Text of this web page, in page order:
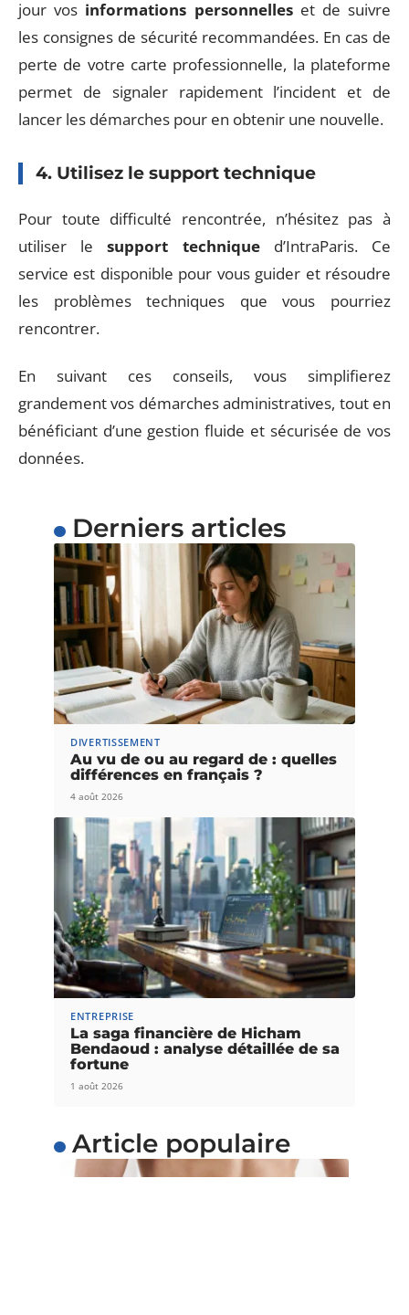
jour vos informations personnelleset de suivre
les consignes de sécurité recommandées. En cas de
perte de votre carte professionnelle, la plateforme
permet de signaler rapidement l’incident et de
lancer les démarches pour en obtenir une nouvelle.
4. Utilisez le support technique
Pour toute difficulté rencontrée, n’hésitez pas à
utiliser lesupport techniqued’IntraParis. Ce
service est disponible pour vous guider et résoudre
les problèmes techniques que vous pourriez
rencontrer.
En suivant ces conseils, vous simplifierez
grandement vos démarches administratives, tout en
bénéficiant d’une gestion fluide et sécurisée de vos
données.
Derniers articles
DIVERTISSEMENT
Au vu de ou au regard de : quelles
différences en français ?
4 août 2026
ENTREPRISE
La saga financière de Hicham
Bendaoud : analyse détaillée de sa
fortune
1 août 2026
Article populaire